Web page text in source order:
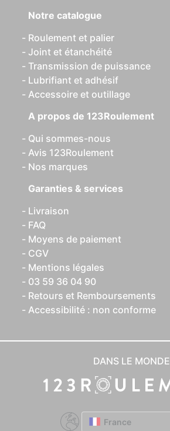
Notre catalogue
Roulement et palier
Joint et étanchéité
Transmission de puissance
Lubrifiant et adhésif
Accessoire et outillage
A propos de 123Roulement
Qui sommes-nous
Avis 123Roulement
Nos marques
Garanties & services
Livraison
FAQ
Moyens de paiement
CGV
Mentions légales
03 59 36 04 90
Retours et Remboursements
Accessibilité : non conforme
DANS LE MONDE
France